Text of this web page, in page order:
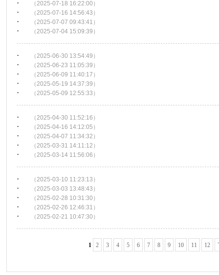
· （2025-07-18 16:22:00）
· （2025-07-16 14:56:43）
· （2025-07-07 09:43:41）
· （2025-07-04 15:09:39）
· （2025-06-30 13:54:49）
· （2025-06-23 11:05:39）
· （2025-06-09 11:40:17）
· （2025-05-19 14:37:39）
· （2025-05-09 12:55:33）
· （2025-04-30 11:52:16）
· （2025-04-16 14:12:05）
· （2025-04-07 11:34:32）
· （2025-03-31 14:11:12）
· （2025-03-14 11:56:06）
· （2025-03-10 11:23:13）
· （2025-03-03 13:48:43）
· （2025-02-28 10:31:30）
· （2025-02-26 12:46:31）
· （2025-02-21 10:47:30）
1 2 3 4 5 6 7 8 9 10 11 12